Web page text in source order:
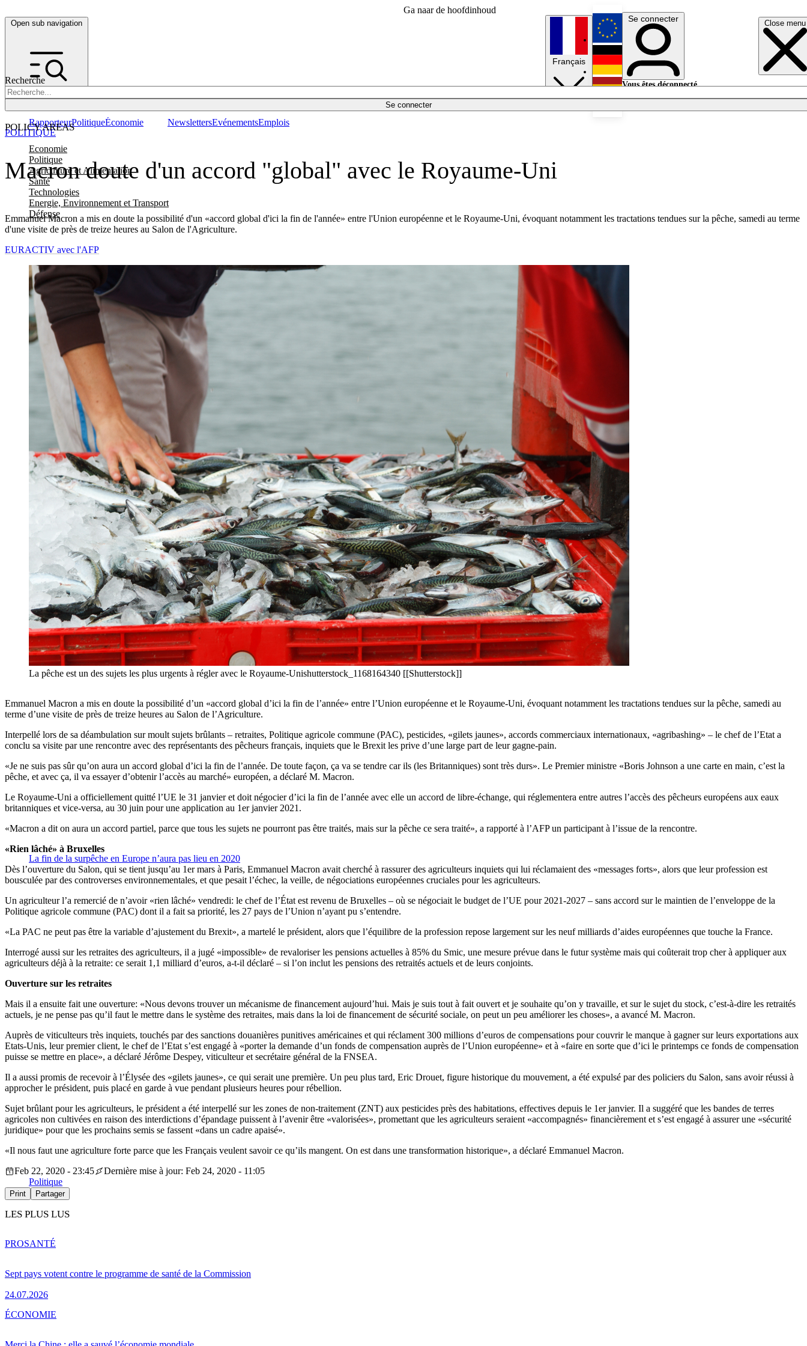
Ga naar de hoofdinhoud
Open sub navigation Close menu
Recherche
Se connecter
POLICY AREAS
Economie
Politique
Agriculture et Alimentation
Santé
Technologies
Energie, Environnement et Transport
Défense
RapporteurPolitiqueÉconomie NewslettersEvénementsEmplois
Français
English
Deutsch
Se connecter
Vous êtes déconnecté.
Macron doute d'un accord "global" avec le Royaume-Uni
Emmanuel Macron a mis en doute la possibilité d'un «accord global d'ici la fin de l'année» entre l'Union européenne et le Royaume-Uni, évoquant notamment les tractations tendues sur la pêche, samedi au terme
d'une visite de près de treize heures au Salon de l'Agriculture.
POLITIQUE
EURACTIV avec l'AFP
La pêche est un des sujets les plus urgents à régler avec le Royaume-Unishutterstock_1168164340 [[Shutterstock]]
Emmanuel Macron a mis en doute la possibilité d’un «accord global d’ici la fin de l’année» entre l’Union européenne et le Royaume-Uni, évoquant notamment les tractations tendues sur la pêche, samedi au
terme d’une visite de près de treize heures au Salon de l’Agriculture.
Interpellé lors de sa déambulation sur moult sujets brûlants – retraites, Politique agricole commune (PAC), pesticides, «gilets jaunes», accords commerciaux internationaux, «agribashing» – le chef de l’Etat a
conclu sa visite par une rencontre avec des représentants des pêcheurs français, inquiets que le Brexit les prive d’une large part de leur gagne-pain.
«Je ne suis pas sûr qu’on aura un accord global d’ici la fin de l’année. De toute façon, ça va se tendre car ils (les Britanniques) sont très durs». Le Premier ministre «Boris Johnson a une carte en main, c’est la
pêche, et avec ça, il va essayer d’obtenir l’accès au marché» européen, a déclaré M. Macron.
Le Royaume-Uni a officiellement quitté l’UE le 31 janvier et doit négocier d’ici la fin de l’année avec elle un accord de libre-échange, qui réglementera entre autres l’accès des pêcheurs européens aux eaux
britanniques et vice-versa, au 30 juin pour une application au 1er janvier 2021.
«Macron a dit on aura un accord partiel, parce que tous les sujets ne pourront pas être traités, mais sur la pêche ce sera traité», a rapporté à l’AFP un participant à l’issue de la rencontre.
La fin de la surpêche en Europe n’aura pas lieu en 2020
«Rien lâché» à Bruxelles
Dès l’ouverture du Salon, qui se tient jusqu’au 1er mars à Paris, Emmanuel Macron avait cherché à rassurer des agriculteurs inquiets qui lui réclamaient des «messages forts», alors que leur profession est
bousculée par des controverses environnementales, et que pesait l’échec, la veille, de négociations européennes cruciales pour les agriculteurs.
Un agriculteur l’a remercié de n’avoir «rien lâché» vendredi: le chef de l’État est revenu de Bruxelles – où se négociait le budget de l’UE pour 2021-2027 – sans accord sur le maintien de l’enveloppe de la
Politique agricole commune (PAC) dont il a fait sa priorité, les 27 pays de l’Union n’ayant pu s’entendre.
«La PAC ne peut pas être la variable d’ajustement du Brexit», a martelé le président, alors que l’équilibre de la profession repose largement sur les neuf milliards d’aides européennes que touche la France.
Interrogé aussi sur les retraites des agriculteurs, il a jugé «impossible» de revaloriser les pensions actuelles à 85% du Smic, une mesure prévue dans le futur système mais qui coûterait trop cher à appliquer aux
agriculteurs déjà à la retraite: ce serait 1,1 milliard d’euros, a-t-il déclaré – si l’on inclut les pensions des retraités actuels et de leurs conjoints.
Ouverture sur les retraites
Mais il a ensuite fait une ouverture: «Nous devons trouver un mécanisme de financement aujourd’hui. Mais je suis tout à fait ouvert et je souhaite qu’on y travaille, et sur le sujet du stock, c’est-à-dire les retraités
actuels, je ne pense pas qu’il faut le mettre dans le système des retraites, mais dans la loi de financement de sécurité sociale, on peut un peu améliorer les choses», a avancé M. Macron.
Auprès de viticulteurs très inquiets, touchés par des sanctions douanières punitives américaines et qui réclament 300 millions d’euros de compensations pour couvrir le manque à gagner sur leurs exportations aux
Etats-Unis, leur premier client, le chef de l’Etat s’est engagé à «porter la demande d’un fonds de compensation auprès de l’Union européenne» et à «faire en sorte que d’ici le printemps ce fonds de compensation
puisse se mettre en place», a déclaré Jérôme Despey, viticulteur et secrétaire général de la FNSEA.
Il a aussi promis de recevoir à l’Élysée des «gilets jaunes», ce qui serait une première. Un peu plus tard, Eric Drouet, figure historique du mouvement, a été expulsé par des policiers du Salon, sans avoir réussi à
approcher le président, puis placé en garde à vue pendant plusieurs heures pour rébellion.
Sujet brûlant pour les agriculteurs, le président a été interpellé sur les zones de non-traitement (ZNT) aux pesticides près des habitations, effectives depuis le 1er janvier. Il a suggéré que les bandes de terres
agricoles non cultivées en raison des interdictions d’épandage puissent à l’avenir être «valorisées», promettant que les agriculteurs seraient «accompagnés» financièrement et s’est engagé à assurer une «sécurité
juridique» pour que les prochains semis se fassent «dans un cadre apaisé».
«Il nous faut une agriculture forte parce que les Français veulent savoir ce qu’ils mangent. On est dans une transformation historique», a déclaré Emmanuel Macron.
Feb 22, 2020 - 23:45
Dernière mise à jour: Feb 24, 2020 - 11:05
Politique
Print Partager
LES PLUS LUS
Sept pays votent contre le programme de santé de la Commission
24.07.2026
PROSANTÉ
ÉCONOMIE